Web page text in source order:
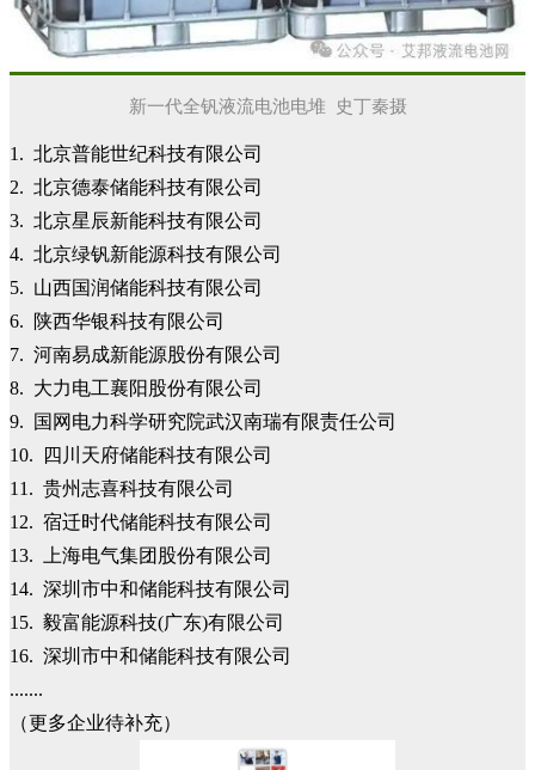
新一代全钒液流电池电堆 史丁秦摄
1. 北京普能世纪科技有限公司
2. 北京德泰储能科技有限公司
3. 北京星辰新能科技有限公司
4. 北京绿钒新能源科技有限公司
5. 山西国润储能科技有限公司
6. 陕西华银科技有限公司
7. 河南易成新能源股份有限公司
8. 大力电工襄阳股份有限公司
9. 国网电力科学研究院武汉南瑞有限责任公司
10. 四川天府储能科技有限公司
11. 贵州志喜科技有限公司
12. 宿迁时代储能科技有限公司
13. 上海电气集团股份有限公司
14. 深圳市中和储能科技有限公司
15. 毅富能源科技(广东)有限公司
16. 深圳市中和储能科技有限公司
.......
（更多企业待补充）